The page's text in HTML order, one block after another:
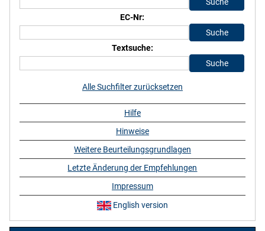
EC-Nr:
Textsuche:
Alle Suchfilter zurücksetzen
Hilfe
Hinweise
Weitere Beurteilungsgrundlagen
Letzte Änderung der Empfehlungen
Impressum
English version